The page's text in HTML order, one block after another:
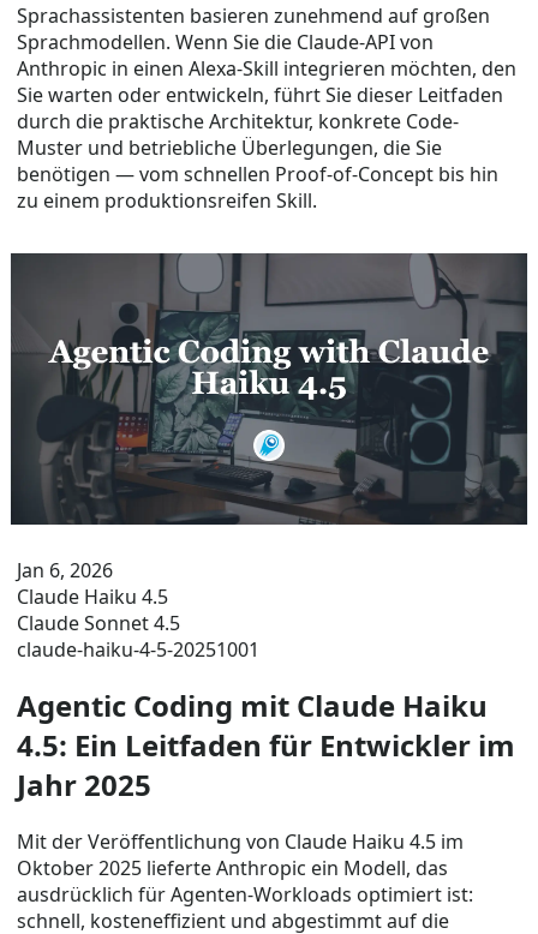
Sprachassistenten basieren zunehmend auf großen
Sprachmodellen. Wenn Sie die Claude-API von
Anthropic in einen Alexa-Skill integrieren möchten, den
Sie warten oder entwickeln, führt Sie dieser Leitfaden
durch die praktische Architektur, konkrete Code-
Muster und betriebliche Überlegungen, die Sie
benötigen — vom schnellen Proof-of-Concept bis hin
zu einem produktionsreifen Skill.
Jan 6, 2026
Claude Haiku 4.5
Claude Sonnet 4.5
claude-haiku-4-5-20251001
Agentic Coding mit Claude Haiku
4.5: Ein Leitfaden für Entwickler im
Jahr 2025
Mit der Veröffentlichung von Claude Haiku 4.5 im
Oktober 2025 lieferte Anthropic ein Modell, das
ausdrücklich für Agenten-Workloads optimiert ist:
schnell, kosteneffizient und abgestimmt auf die